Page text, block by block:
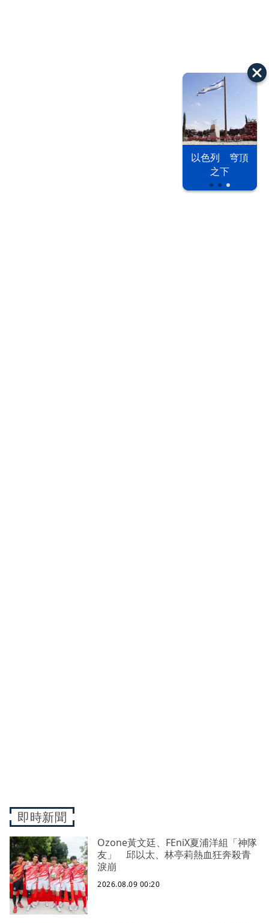
以色列 穹頂
之下
即時新聞
Ozone黃文廷、FEniX夏浦洋組「神隊
友」 邱以太、林亭莉熱血狂奔殺青
淚崩
2026.08.09 00:20